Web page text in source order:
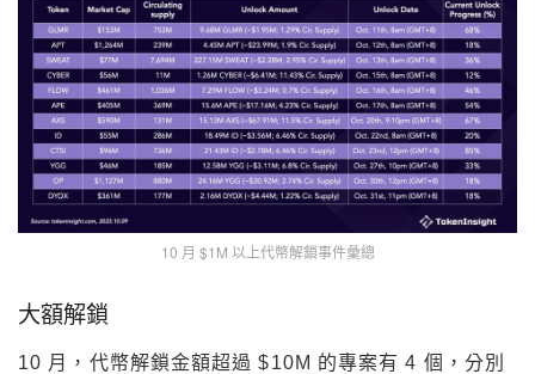
10 月 $1M 以上代幣解鎖事件彙總
大額解鎖
10 月，代幣解鎖金額超過 $10M 的專案有 4 個，分別